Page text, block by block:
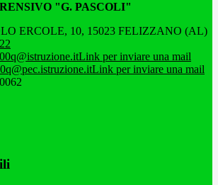
"G. PASCOLI"
ERCOLE, 10, 15023 FELIZZANO (AL)
Link per inviare una mail
Link per inviare una mail